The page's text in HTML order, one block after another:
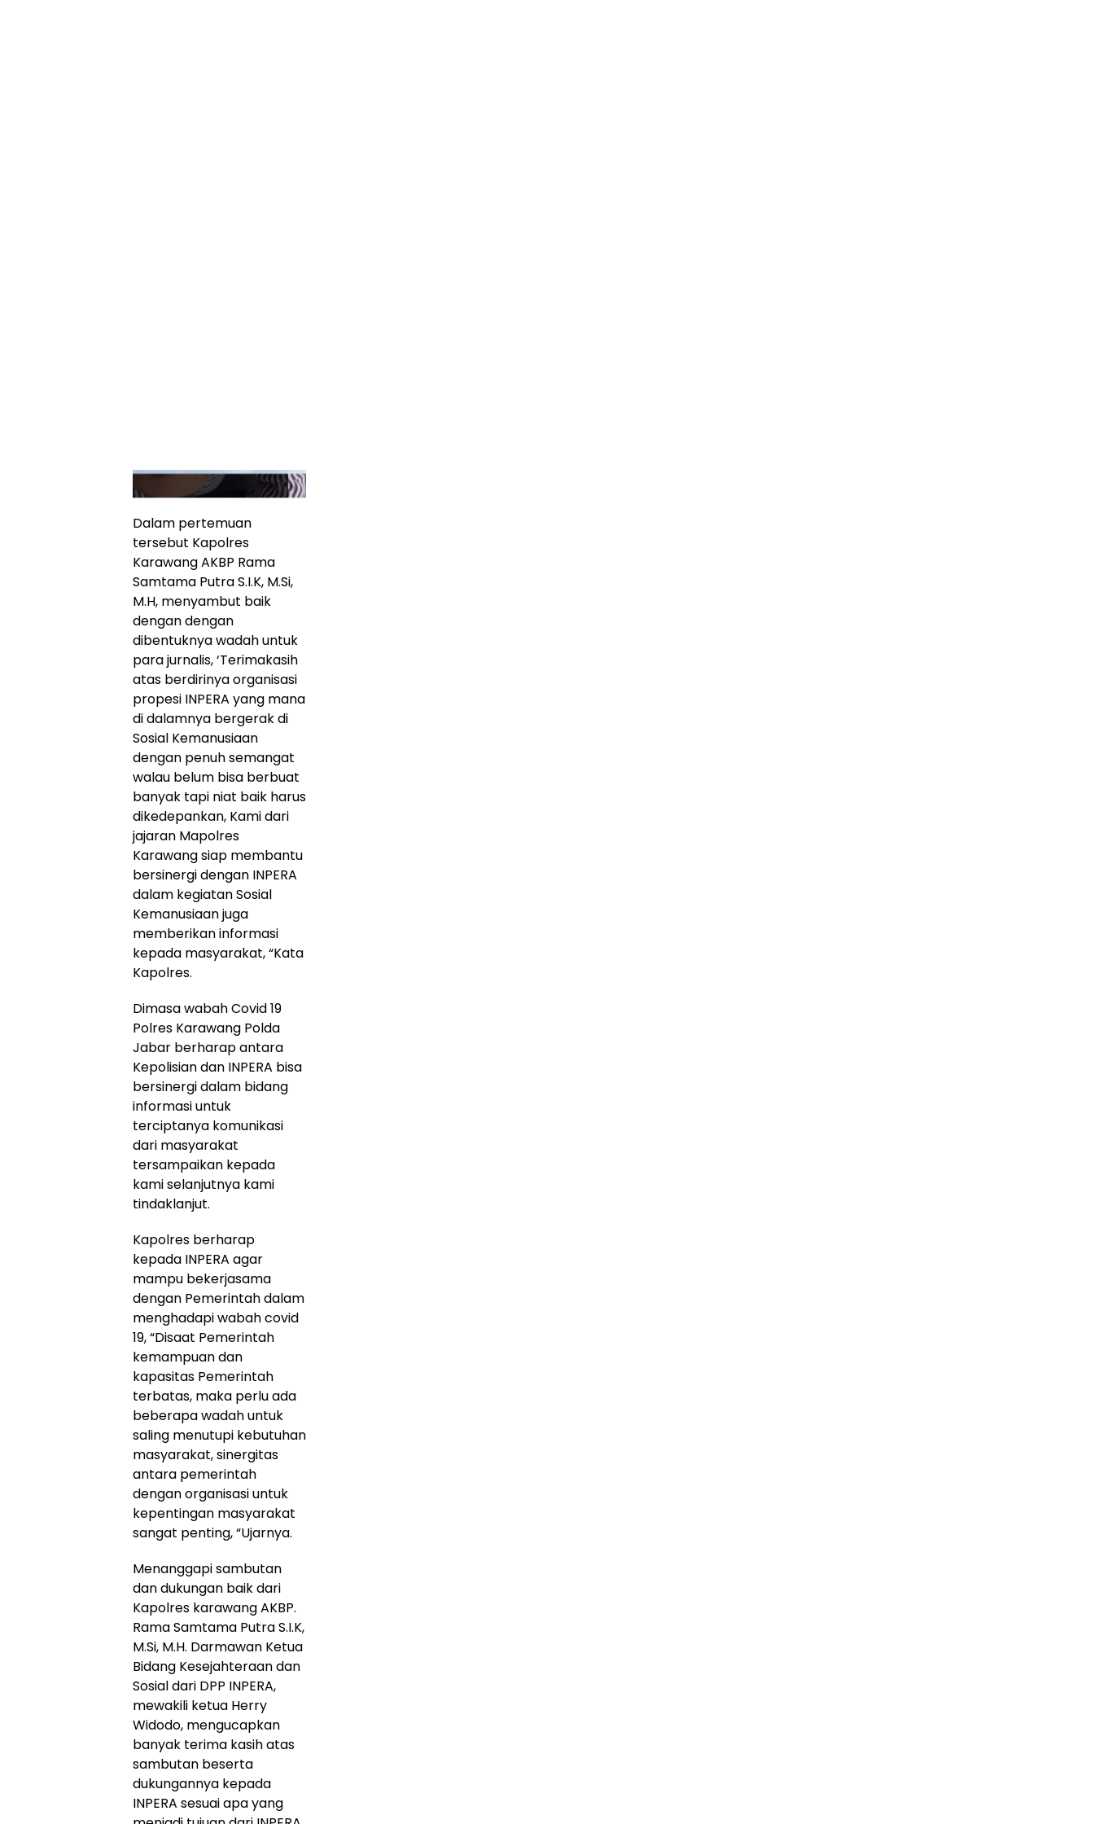
Dalam pertemuan
tersebut Kapolres
Karawang AKBP Rama
Samtama Putra S.I.K, M.Si,
M.H, menyambut baik
dengan dengan
dibentuknya wadah untuk
para jurnalis, ‘Terimakasih
atas berdirinya organisasi
propesi INPERA yang mana
di dalamnya bergerak di
Sosial Kemanusiaan
dengan penuh semangat
walau belum bisa berbuat
banyak tapi niat baik harus
dikedepankan, Kami dari
jajaran Mapolres
Karawang siap membantu
bersinergi dengan INPERA
dalam kegiatan Sosial
Kemanusiaan juga
memberikan informasi
kepada masyarakat, “Kata
Kapolres.
Dimasa wabah Covid 19
Polres Karawang Polda
Jabar berharap antara
Kepolisian dan INPERA bisa
bersinergi dalam bidang
informasi untuk
terciptanya komunikasi
dari masyarakat
tersampaikan kepada
kami selanjutnya kami
tindaklanjut.
Kapolres berharap
kepada INPERA agar
mampu bekerjasama
dengan Pemerintah dalam
menghadapi wabah covid
19, “Disaat Pemerintah
kemampuan dan
kapasitas Pemerintah
terbatas, maka perlu ada
beberapa wadah untuk
saling menutupi kebutuhan
masyarakat, sinergitas
antara pemerintah
dengan organisasi untuk
kepentingan masyarakat
sangat penting, “Ujarnya.
Menanggapi sambutan
dan dukungan baik dari
Kapolres karawang AKBP.
Rama Samtama Putra S.I.K,
M.Si, M.H. Darmawan Ketua
Bidang Kesejahteraan dan
Sosial dari DPP INPERA,
mewakili ketua Herry
Widodo, mengucapkan
banyak terima kasih atas
sambutan beserta
dukungannya kepada
INPERA sesuai apa yang